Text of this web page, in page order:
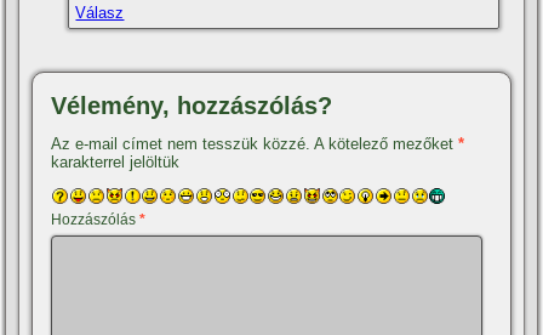
Válasz
Vélemény, hozzászólás?
Az e-mail címet nem tesszük közzé. A kötelező mezőket*
karakterrel jelöltük
Hozzászólás*